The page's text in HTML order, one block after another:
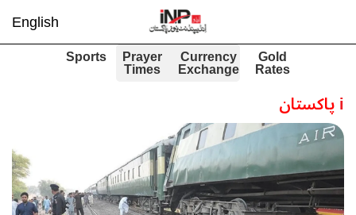
English
Gold
Rates
Currency
Exchange
Prayer
Times
Sports
iپاکستان